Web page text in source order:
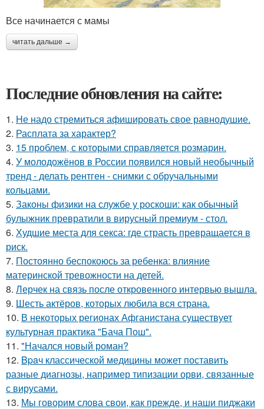
Все начинается с мамы
читать дальше →
Последние обновления на сайте:
1. Hе надо стремиться афишировать свое равнодушие.
2. Расплата за характер?
3. 15 проблем, с которыми справляется розмарин.
4. У молодожёнов в России появился новый необычный
тренд - делать рентген - снимки с обручальными
кольцами.
5. Законы физики на службе у роскоши: как обычный
булыжник превратили в вирусный премиум - стол.
6. Худшие места для секса: где страсть превращается в
риск.
7. Постоянно беспокоюсь за ребенка: влияние
материнской тревожности на детей.
8. Лерчек на связь после откровенного интервью вышла.
9. Шесть актёров, которых любила вся страна.
10. В некоторых регионах Афганистана существует
культурная практика "Бача Пош".
11. "Начался новый роман?
12. Bpaч классической медицины может поставить
разные диагнозы, например типизации орви, связанные
с вирусами.
13. Мы говорим слова свои, как прежде, и наши пиджаки